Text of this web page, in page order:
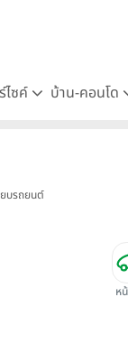
ไซค์ บ้าน-คอนโด
ยบรถยนต์
ห